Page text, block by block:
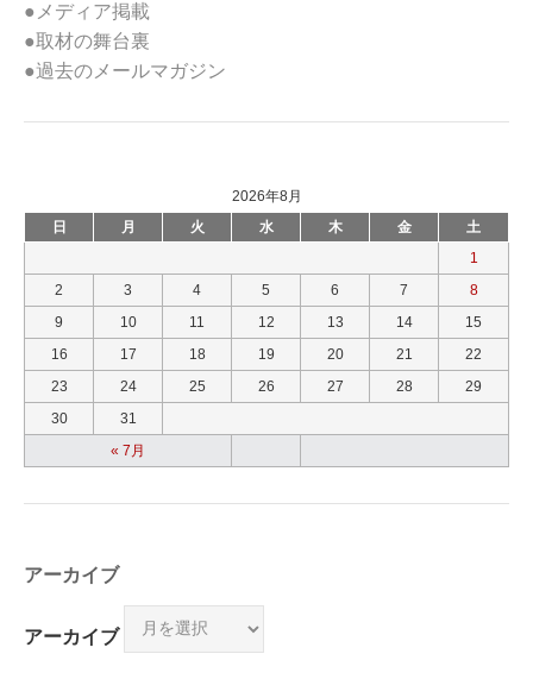
●メディア掲載
●取材の舞台裏
●過去のメールマガジン
2026年8月
日
月 火 水 木 金 土
« 7月
1
2
3 4 5 6 7
8
9
10 11 12 13 14
15
16
17 18 19 20 21
22
23
24 25 26 27 28
29
30
31
アーカイブ
アーカイブ